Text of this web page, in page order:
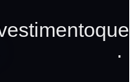
que
.